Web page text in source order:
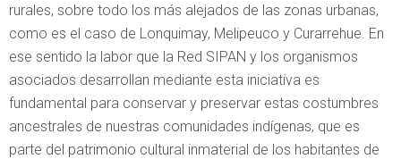
rurales, sobre todo los más alejados de las zonas urbanas,
como es el caso de Lonquimay, Melipeuco y Curarrehue. En
ese sentido la labor que la Red SIPAN y los organismos
asociados desarrollan mediante esta iniciativa es
fundamental para conservar y preservar estas costumbres
ancestrales de nuestras comunidades indígenas, que es
parte del patrimonio cultural inmaterial de los habitantes de